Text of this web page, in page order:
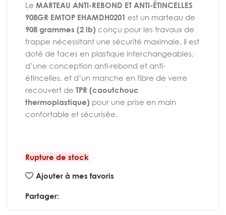
Le MARTEAU ANTI-REBOND ET ANTI-ÉTINCELLES
908GR EMTOP EHAMDH0201 est un marteau de
908 grammes (2 lb) conçu pour les travaux de
frappe nécessitant une sécurité maximale. Il est
doté de faces en plastique interchangeables,
d’une conception anti-rebond et anti-
étincelles, et d’un manche en fibre de verre
recouvert de TPR (caoutchouc
thermoplastique) pour une prise en main
confortable et sécurisée.
Rupture de stock
Ajouter à mes favoris
Partager: